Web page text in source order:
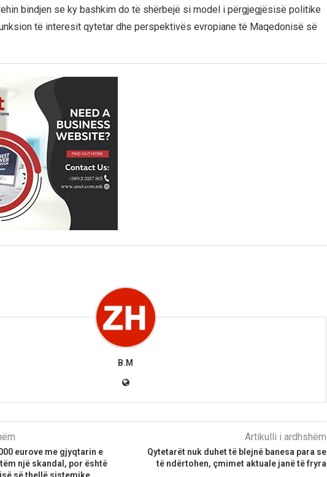
bindjen se ky bashkim do të shërbejë si model i përgjegjësisë politike
të interesit qytetar dhe perspektivës evropiane të Maqedonisë së
B.M
eurove me gjyqtarin e
një skandal, por është
Artikulli i ardhshëm
Qytetarët nuk duhet të blejnë banesa para se
të ndërtohen, çmimet aktuale janë të fryra